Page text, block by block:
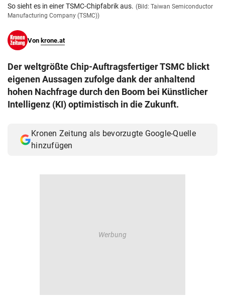
So sieht es in einer TSMC-Chipfabrik aus. (Bild: Taiwan Semiconductor
Manufacturing Company (TSMC))
Von krone.at
Der weltgrößte Chip-Auftragsfertiger TSMC blickt
eigenen Aussagen zufolge dank der anhaltend
hohen Nachfrage durch den Boom bei Künstlicher
Intelligenz (KI) optimistisch in die Zukunft.
Kronen Zeitung als bevorzugte Google-Quelle
hinzufügen